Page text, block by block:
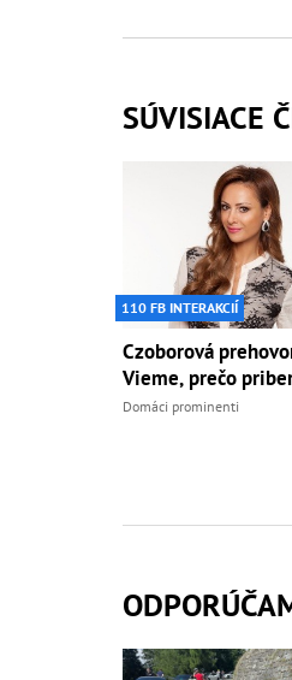
SÚVISIACE
110 FB INTERAKCIÍ
Czoborová
Vieme, prečo
Domáci prominenti